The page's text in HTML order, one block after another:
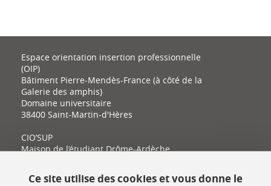
Espace orientation insertion professionnelle
(OIP)
Bâtiment Pierre-Mendès-France (à côté de la
Galerie des amphis)
Domaine universitaire
38400 Saint-Martin-d'Hères
CIO’SUP
Maison de l’étudiant Drôme-Ardèche
26000 Valence
Ce site utilise des cookies et vous donne le